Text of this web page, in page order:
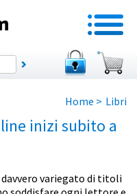
Home > Libri
inizi subito a
variegato di titoli